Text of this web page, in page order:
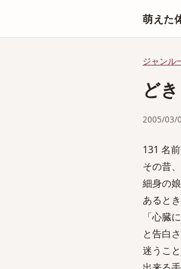
萌えた
ジャンル
どき
2005/03/
131 名
その昔
細身の
あるとき
「心臓
と告白
迷うこ